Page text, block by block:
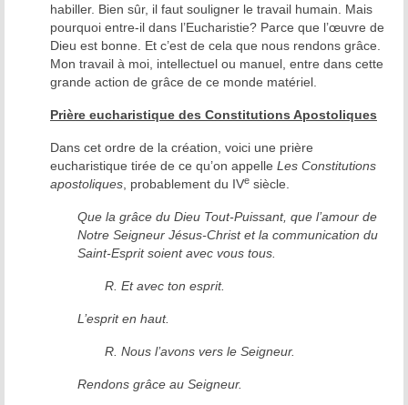
habiller. Bien sûr, il faut souligner le travail humain. Mais
pourquoi entre-il dans l’Eucharistie? Parce que l’œuvre de
Dieu est bonne. Et c’est de cela que nous rendons grâce.
Mon travail à moi, intellectuel ou manuel, entre dans cette
grande action de grâce de ce monde matériel.
Prière eucharistique des Constitutions Apostoliques
Dans cet ordre de la création, voici une prière
eucharistique tirée de ce qu’on appelle Les Constitutions
apostoliques, probablement du IVe siècle.
Que la grâce du Dieu Tout-Puissant, que l’amour de
Notre Seigneur Jésus-Christ et la communication du
Saint-Esprit soient avec vous tous.
R. Et avec ton esprit.
L’esprit en haut.
R. Nous l’avons vers le Seigneur.
Rendons grâce au Seigneur.